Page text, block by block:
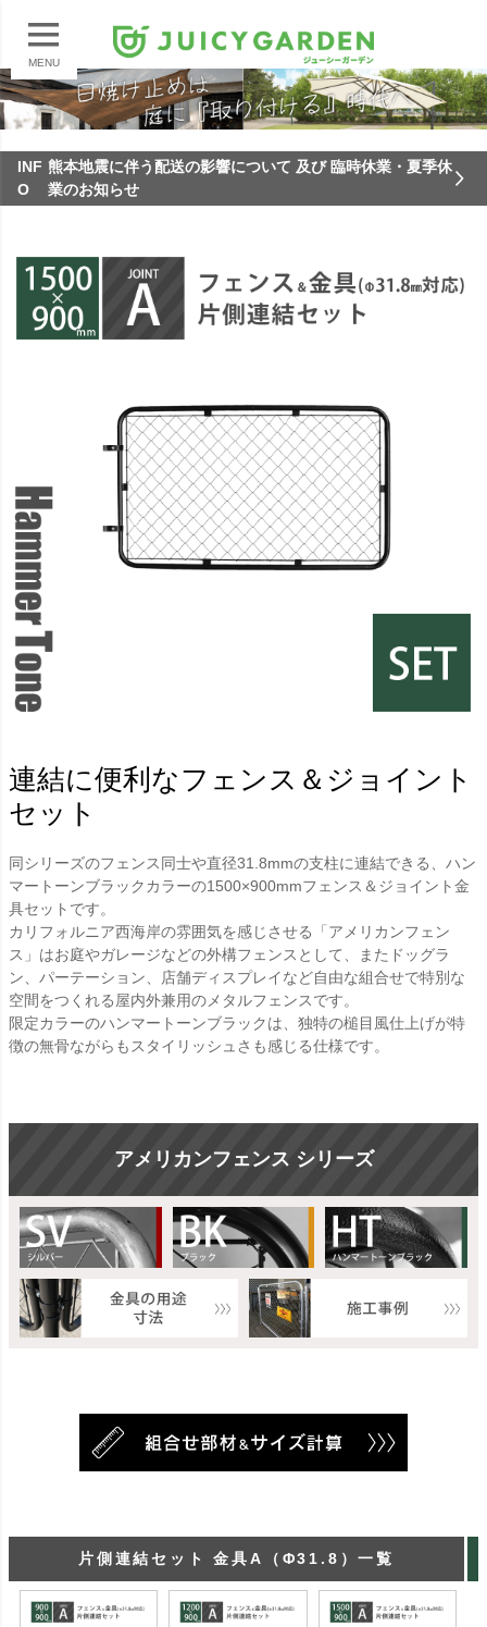
MENU
INF
O
熊本地震に伴う配送の影響について 及び 臨時休業・夏季休
業のお知らせ
連結に便利なフェンス＆ジョイント
セット
同シリーズのフェンス同士や直径31.8mmの支柱に連結できる、ハン
マートーンブラックカラーの1500×900mmフェンス＆ジョイント金
具セットです。
カリフォルニア西海岸の雰囲気を感じさせる「アメリカンフェン
ス」はお庭やガレージなどの外構フェンスとして、またドッグラ
ン、パーテーション、店舗ディスプレイなど自由な組合せで特別な
空間をつくれる屋内外兼用のメタルフェンスです。
限定カラーのハンマートーンブラックは、独特の槌目風仕上げが特
徴の無骨ながらもスタイリッシュさも感じる仕様です。
アメリカンフェンス シリーズ
片側連結セット 金具A（Φ31.8）一覧